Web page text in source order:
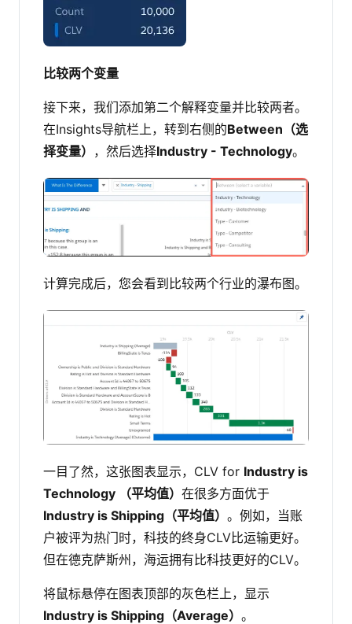
比较两个变量
接下来，我们添加第二个解释变量并比较两者。
在Insights导航栏上，转到右侧的Between（选
择变量） ，然后选择Industry - Technology。
计算完成后，您会看到比较两个行业的瀑布图。
一目了然，这张图表显示，CLV for Industry is
Technology
（平均值） 在很多方面优于
Industry is Shipping（平均值） 。例如，当账
户被评为热门时，科技的终身CLV比运输更好。
但在德克萨斯州，海运拥有比科技更好的CLV。
将鼠标悬停在图表顶部的灰色栏上，显示
Industry is Shipping（Average） 。